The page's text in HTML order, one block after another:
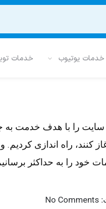
خدمات یوتیوب خدمات
را با هدف خدمت به
کنند، راه اندازی
خود را به حداکثر